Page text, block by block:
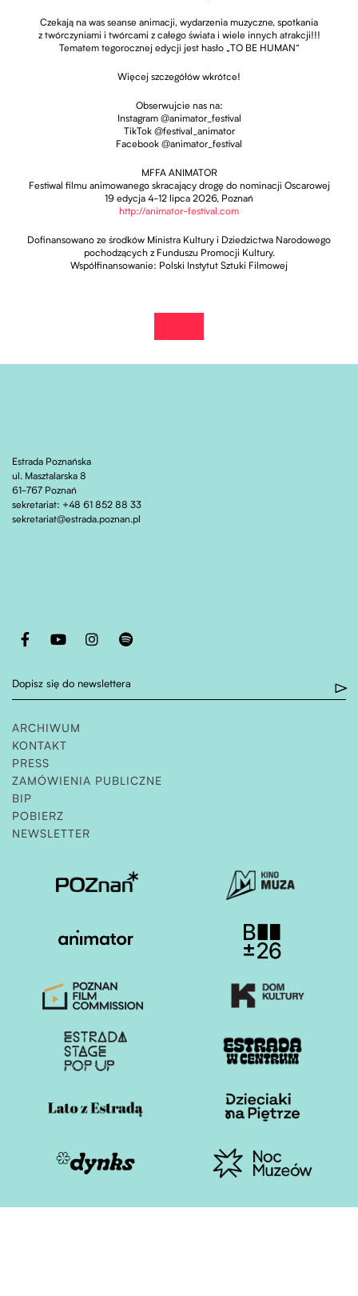
Czekają na was seanse animacji, wydarzenia muzyczne, spotkania
z twórczyniami i twórcami z całego świata i wiele innych atrakcji!!!
Tematem tegorocznej edycji jest hasło „TO BE HUMAN”
Więcej szczegółów wkrótce!
Obserwujcie nas na:
Instagram @animator_festival
TikTok @festival_animator
Facebook @animator_festival
MFFA ANIMATOR
Festiwal filmu animowanego skracający drogę do nominacji Oscarowej
19 edycja 4-12 lipca 2026, Poznań
http://animator-festival.com
Dofinansowano ze środków Ministra Kultury i Dziedzictwa Narodowego
pochodzących z Funduszu Promocji Kultury.
Współfinansowanie: Polski Instytut Sztuki Filmowej
Estrada Poznańska
ul. Masztalarska 8
61-767 Poznań
sekretariat: +48 61 852 88 33
sekretariat@estrada.poznan.pl
Otwiera stronę w nowej karcie
Otwiera stronę w nowej karcie
Otwiera stronę w nowej karcie
Otwiera stronę w nowej karcie
Dopisz się do newslettera
ARCHIWUM
KONTAKT
PRESS
ZAMÓWIENIA PUBLICZNE
BIP
POBIERZ
NEWSLETTER
Otwiera stronę w nowej karcie Otwiera stronę w
Otwiera stronę w nowej karcie Otwiera stronę w
Otwiera stronę w nowej karcie Otwiera stronę w
Otwiera stronę w nowej karcie Otwiera stronę w
Otwiera stronę w nowej karcie Otwiera stronę w
Otwiera stronę w nowej karcie Otwiera stronę w